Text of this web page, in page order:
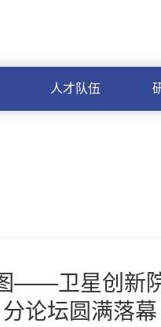
人才队伍
——卫星创新
分论坛圆满落幕